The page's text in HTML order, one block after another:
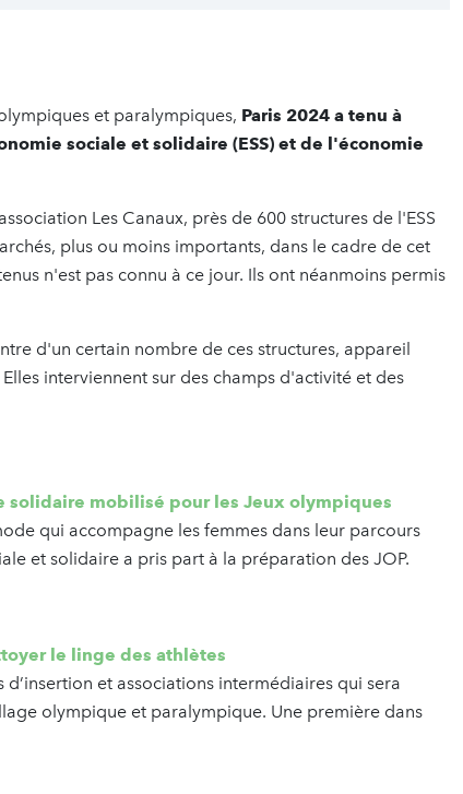
et paralympiques, Paris 2024 a tenu à
sociale et solidaire (ESS) et de l'économie
Les Canaux, près de 600 structures de l'ESS
plus ou moins importants, dans le cadre de cet
n'est pas connu à ce jour. Ils ont néanmoins permis
d'un certain nombre de ces structures, appareil
interviennent sur des champs d'activité et des
solidaire mobilisé pour les Jeux olympiques
qui accompagne les femmes dans leur parcours
et solidaire a pris part à la préparation des JOP.
le linge des athlètes
et associations intermédiaires qui sera
olympique et paralympique. Une première dans